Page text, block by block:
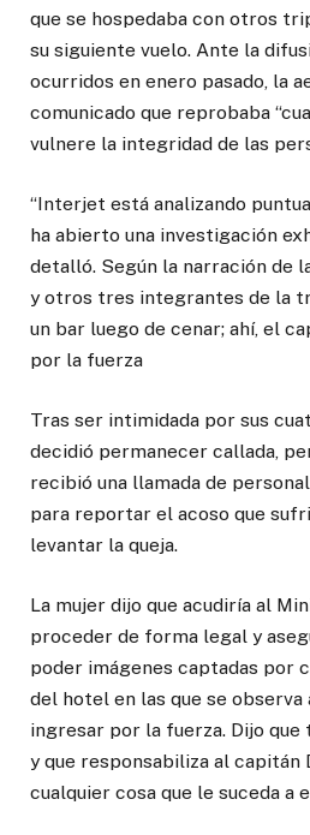
que se hospedaba con otros
su siguiente vuelo. Ante la
ocurridos en enero pasado, la
comunicado que reprobaba
vulnere la integridad de las
“Interjet está analizando
ha abierto una investigación
detalló. Según la narración de
y otros tres integrantes de la
un bar luego de cenar; ahí, el
por la fuerza
Tras ser intimidada por sus
decidió permanecer callada,
recibió una llamada de
para reportar el acoso que
levantar la queja.
La mujer dijo que acudiría al
proceder de forma legal y
poder imágenes captadas por
del hotel en las que se
ingresar por la fuerza. Dijo
y que responsabiliza al capitán
cualquier cosa que le suceda a